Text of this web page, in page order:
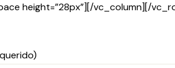
height=”28px”][/vc_column][/